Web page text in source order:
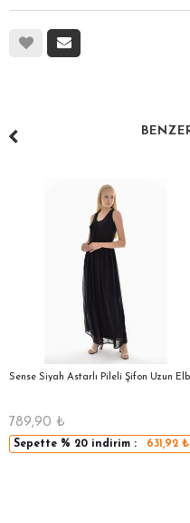
Sense Siyah Astarlı Pileli Şifon Uzun
789,90 ₺
Sepette % 20 indirim : 631,92₺